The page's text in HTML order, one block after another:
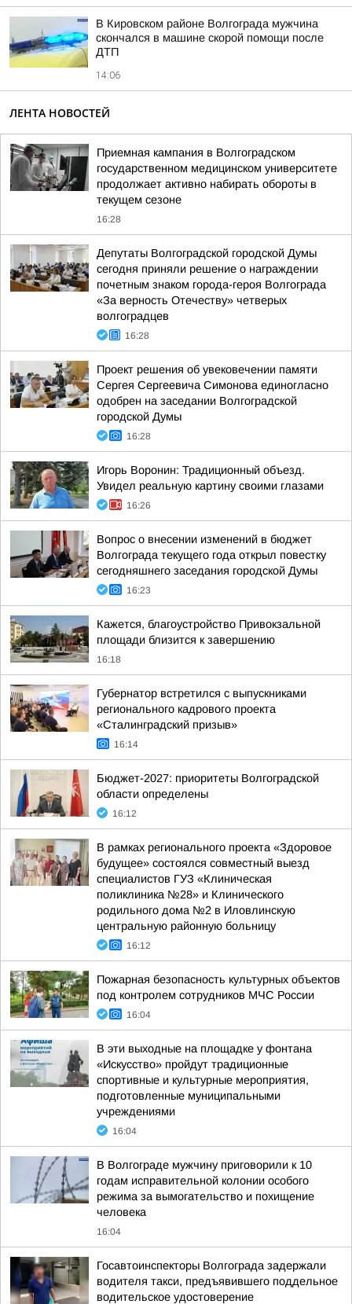
В Кировском районе Волгограда мужчина
скончался в машине скорой помощи после
ДТП
14:06
ЛЕНТА НОВОСТЕЙ
Приемная кампания в Волгоградском
государственном медицинском университете
продолжает активно набирать обороты в
текущем сезоне
16:28
Депутаты Волгоградской городской Думы
сегодня приняли решение о награждении
почетным знаком города-героя Волгограда
«За верность Отечеству» четверых
волгоградцев
16:28
Проект решения об увековечении памяти
Сергея Сергеевича Симонова единогласно
одобрен на заседании Волгоградской
городской Думы
16:28
Игорь Воронин: Традиционный объезд.
Увидел реальную картину своими глазами
16:26
Вопрос о внесении изменений в бюджет
Волгограда текущего года открыл повестку
сегодняшнего заседания городской Думы
16:23
Кажется, благоустройство Привокзальной
площади близится к завершению
16:18
Губернатор встретился с выпускниками
регионального кадрового проекта
«Сталинградский призыв»
16:14
Бюджет-2027: приоритеты Волгоградской
области определены
16:12
В рамках регионального проекта «Здоровое
будущее» состоялся совместный выезд
специалистов ГУЗ «Клиническая
поликлиника №28» и Клинического
родильного дома №2 в Иловлинскую
центральную районную больницу
16:12
Пожарная безопасность культурных объектов
под контролем сотрудников МЧС России
16:04
В эти выходные на площадке у фонтана
«Искусство» пройдут традиционные
спортивные и культурные мероприятия,
подготовленные муниципальными
учреждениями
16:04
В Волгограде мужчину приговорили к 10
годам исправительной колонии особого
режима за вымогательство и похищение
человека
16:04
Госавтоинспекторы Волгограда задержали
водителя такси, предъявившего поддельное
водительское удостоверение